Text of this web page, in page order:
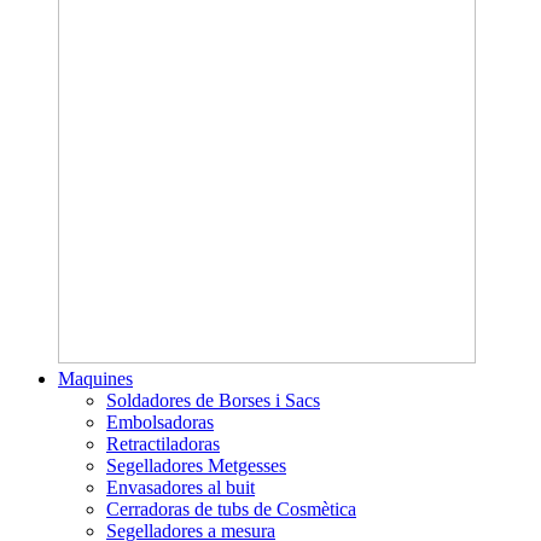
Maquines
Soldadores de Borses i Sacs
Embolsadoras
Retractiladoras
Segelladores Metgesses
Envasadores al buit
Cerradoras de tubs de Cosmètica
Segelladores a mesura